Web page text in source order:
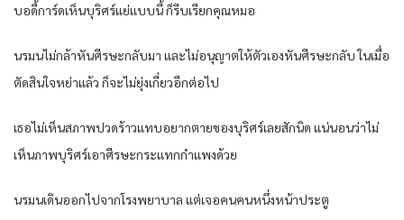
บอดี้การ์ดเห็นบุริศร์แย่แบบนี้ ก็รีบเรียกคุณหมอ
นรมนไม่กล้าหันศีรษะกลับมา และไม่อนุญาตให้ตัวเองหันศีรษะกลับ ในเมื่อ
ตัดสินใจหย่าแล้ว ก็จะไม่ยุ่งเกี่ยวอีกต่อไป
เธอไม่เห็นสภาพปวดร้าวแทบอยากตายของบุริศร์เลยสักนิด แน่นอนว่าไม่
เห็นภาพบุริศร์เอาศีรษะกระแทกกำแพงด้วย
นรมนเดินออกไปจากโรงพยาบาล แต่เจอคนคนหนึ่งหน้าประตู